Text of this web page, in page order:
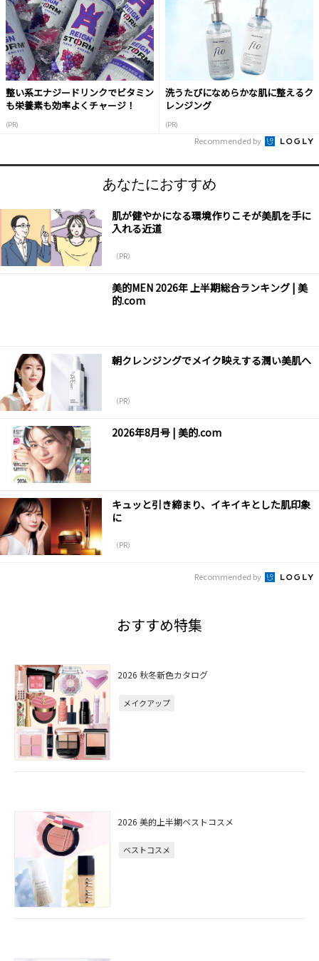
整い系エナジードリンクでビタミン
も栄養素も効率よくチャージ！
(PR)
洗うたびになめらかな肌に整えるク
レンジング
(PR)
Recommended by
あなたにおすすめ
肌が健やかになる環境作りこそが美肌を手に
入れる近道
（PR）
美的MEN 2026年 上半期総合ランキング | 美
的.com
朝クレンジングでメイク映えする潤い美肌へ
（PR）
2026年8月号 | 美的.com
キュッと引き締まり、イキイキとした肌印象
に
（PR）
Recommended by
おすすめ特集
2026 秋冬新色カタログ
メイクアップ
2026 美的上半期ベストコスメ
ベストコスメ